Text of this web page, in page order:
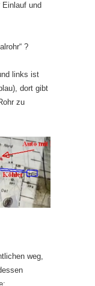
und
?
links ist
dort gibt
zu
weg,